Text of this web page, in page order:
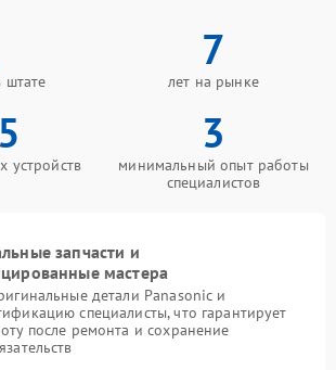
штате
7
лет на рынке
устройств
3
минимальный опыт работы
специалистов
запчасти и
мастера
детали Panasonic и
специалисты, что гарантирует
после ремонта и сохранение